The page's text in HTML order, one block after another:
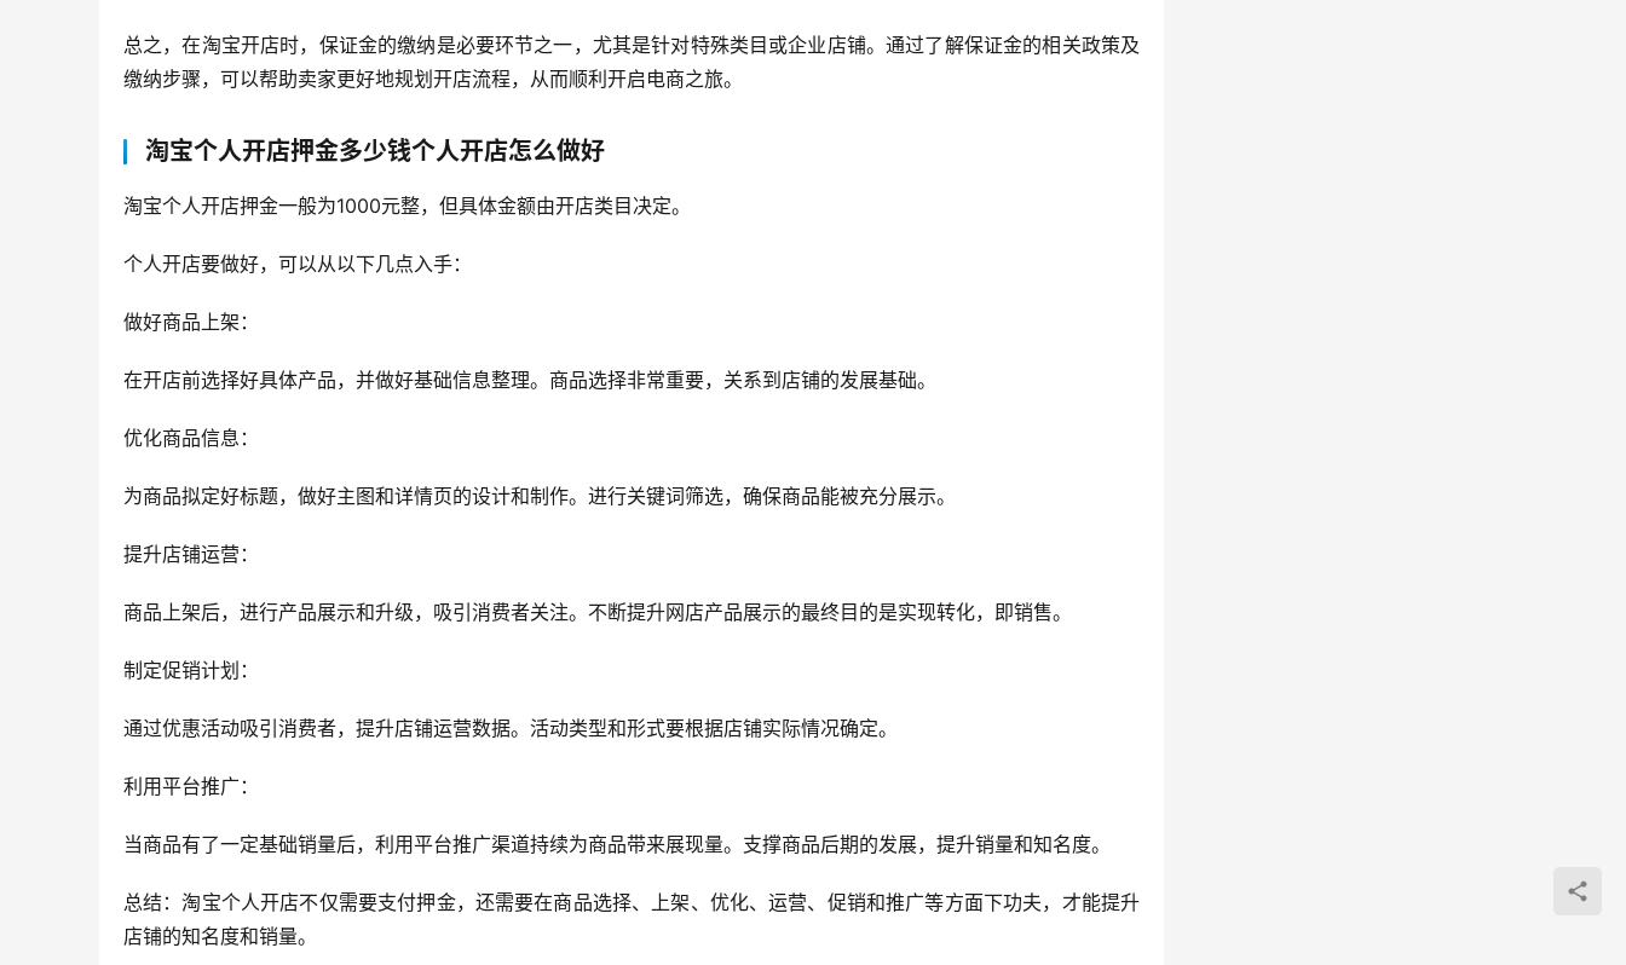
总之，在淘宝开店时，保证金的缴纳是必要环节之一，尤其是针对特殊类目或企业店铺。通过了解保证金的相关政策及
缴纳步骤，可以帮助卖家更好地规划开店流程，从而顺利开启电商之旅。
淘宝个人开店押金多少钱个人开店怎么做好
淘宝个人开店押金一般为1000元整，但具体金额由开店类目决定。
个人开店要做好，可以从以下几点入手：
做好商品上架：
在开店前选择好具体产品，并做好基础信息整理。商品选择非常重要，关系到店铺的发展基础。
优化商品信息：
为商品拟定好标题，做好主图和详情页的设计和制作。进行关键词筛选，确保商品能被充分展示。
提升店铺运营：
商品上架后，进行产品展示和升级，吸引消费者关注。不断提升网店产品展示的最终目的是实现转化，即销售。
制定促销计划：
通过优惠活动吸引消费者，提升店铺运营数据。活动类型和形式要根据店铺实际情况确定。
利用平台推广：
当商品有了一定基础销量后，利用平台推广渠道持续为商品带来展现量。支撑商品后期的发展，提升销量和知名度。
总结：淘宝个人开店不仅需要支付押金，还需要在商品选择、上架、优化、运营、促销和推广等方面下功夫，才能提升
店铺的知名度和销量。